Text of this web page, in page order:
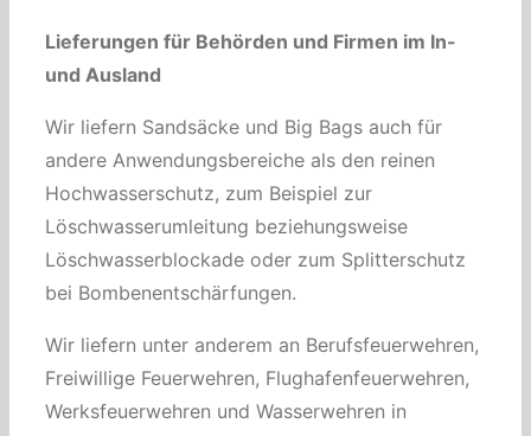
Lieferungen für Behörden und Firmen im In-
und Ausland
Wir liefern Sandsäcke und Big Bags auch für
andere Anwendungsbereiche als den reinen
Hochwasserschutz, zum Beispiel zur
Löschwasserumleitung beziehungsweise
Löschwasserblockade oder zum Splitterschutz
bei Bombenentschärfungen.
Wir liefern unter anderem an Berufsfeuerwehren,
Freiwillige Feuerwehren, Flughafenfeuerwehren,
Werksfeuerwehren und Wasserwehren in